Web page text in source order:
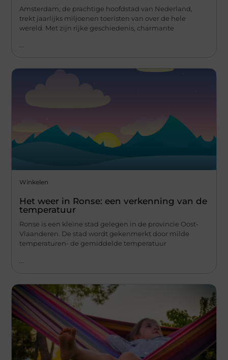
Amsterdam, de prachtige hoofdstad van Nederland,
trekt jaarlijks miljoenen toeristen van over de hele
wereld. Met zijn rijke geschiedenis, charmante
...
Winkelen
Het weer in Ronse: een verkenning van de
temperatuur
Ronse is een kleine stad gelegen in de provincie Oost-
Vlaanderen. De stad wordt gekenmerkt door milde
temperaturen- de gemiddelde temperatuur